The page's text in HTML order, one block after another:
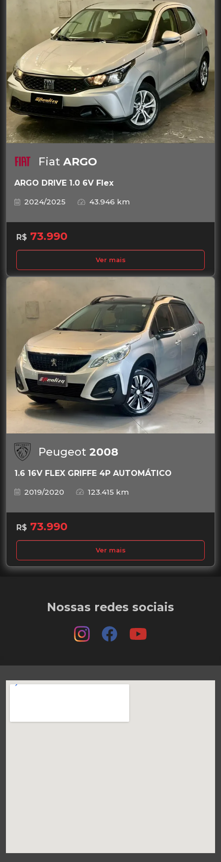
Fiat ARGO
ARGO DRIVE 1.0 6V Flex
2024/2025
43.946 km
R$ 73.990
Ver mais
Peugeot 2008
1.6 16V FLEX GRIFFE 4P AUTOMÁTICO
2019/2020
123.415 km
R$ 73.990
Ver mais
Nossas redes sociais